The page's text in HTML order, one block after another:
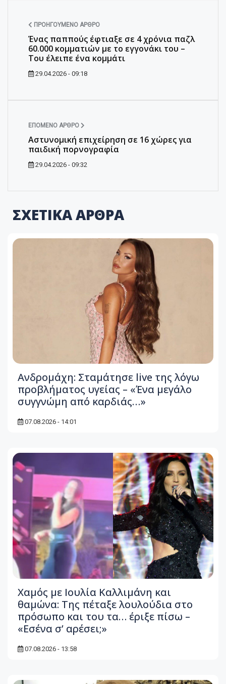
ΠΡΟΗΓΟΎΜΕΝΟ ΆΡΘΡΟ
Ένας παππούς έφτιαξε σε 4 χρόνια παζλ
60.000 κομματιών με το εγγονάκι του –
Του έλειπε ένα κομμάτι
29.04.2026 - 09:18
ΕΠΌΜΕΝΟ ΆΡΘΡΟ
Αστυνομική επιχείρηση σε 16 χώρες για
παιδική πορνογραφία
29.04.2026 - 09:32
ΣΧΕΤΙΚΑ ΑΡΘΡΑ
Ανδρομάχη: Σταμάτησε live της λόγω
προβλήματος υγείας – «Ένα μεγάλο
συγγνώμη από καρδιάς…»
07.08.2026 - 14:01
Χαμός με Ιουλία Καλλιμάνη και
θαμώνα: Της πέταξε λουλούδια στο
πρόσωπο και του τα… έριξε πίσω –
«Εσένα σ’ αρέσει;»
07.08.2026 - 13:58